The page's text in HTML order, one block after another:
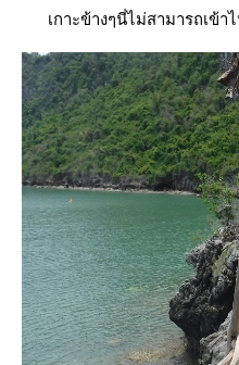
เกาะข้างๆนี่ไม่สามารถเข้